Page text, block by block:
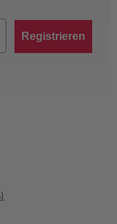
Registrieren